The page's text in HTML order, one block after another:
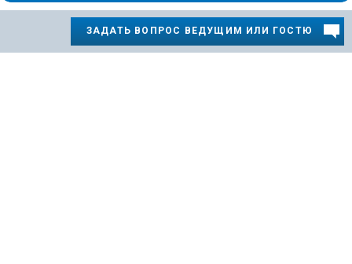
ЗАДАТЬ ВОПРОС ВЕДУЩИМ ИЛИ ГОСТЮ